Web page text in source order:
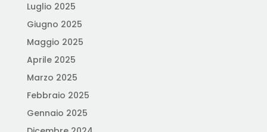
Luglio 2025
Giugno 2025
Maggio 2025
Aprile 2025
Marzo 2025
Febbraio 2025
Gennaio 2025